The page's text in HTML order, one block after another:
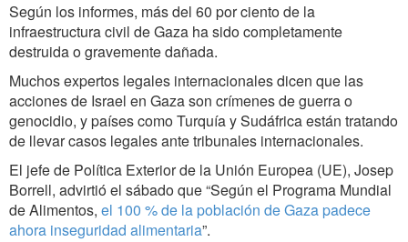
Según los informes, más del 60 por ciento de la
infraestructura civil de Gaza ha sido completamente
destruida o gravemente dañada.
Muchos expertos legales internacionales dicen que las
acciones de Israel en Gaza son crímenes de guerra o
genocidio, y países como Turquía y Sudáfrica están tratando
de llevar casos legales ante tribunales internacionales.
El jefe de Política Exterior de la Unión Europea (UE), Josep
Borrell, advirtió el sábado que “Según el Programa Mundial
de Alimentos, el 100 % de la población de Gaza padece
ahora inseguridad alimentaria”.